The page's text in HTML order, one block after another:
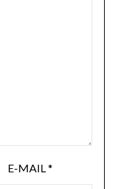
E-MAIL*